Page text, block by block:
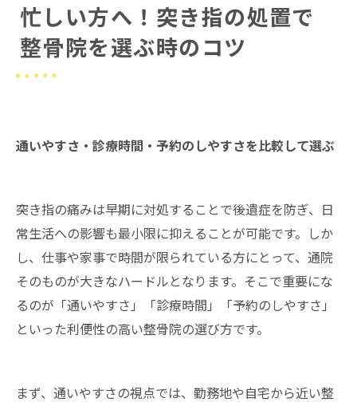
忙しい方へ！突き指の処置で
整骨院を選ぶ時のコツ
通いやすさ・診療時間・予約のしやすさを比較して選ぶ
突き指の痛みは早期に対処することで後遺症を防ぎ、日
常生活への影響も最小限に抑えることが可能です。しか
し、仕事や家事で時間が限られている方にとって、通院
そのものが大きなハードルとなります。そこで重要にな
るのが「通いやすさ」「診療時間」「予約のしやすさ」
といった利便性の高い整骨院の選び方です。
まず、通いやすさの視点では、勤務地や自宅から近い整